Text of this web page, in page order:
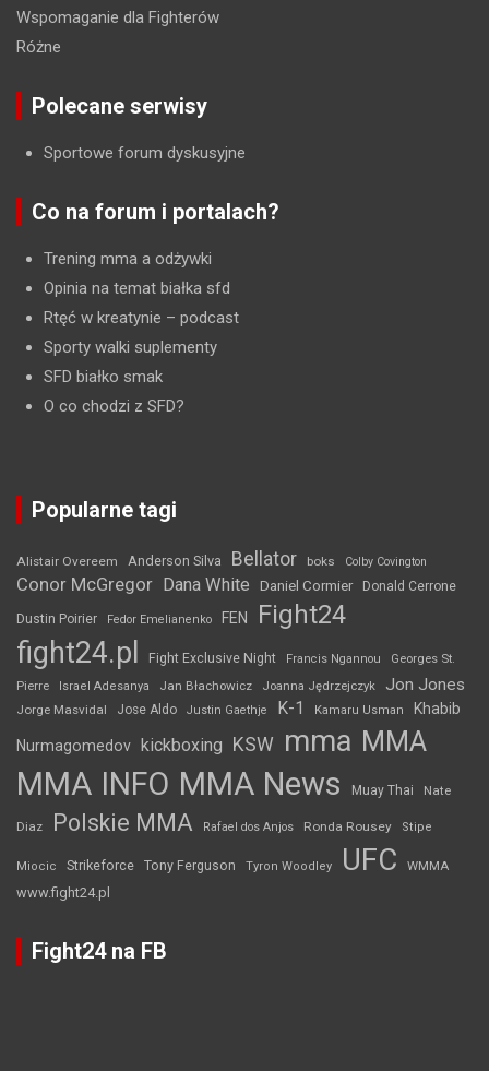
Wspomaganie dla Fighterów
Różne
Polecane serwisy
Sportowe forum dyskusyjne
Co na forum i portalach?
Trening mma a odżywki
Opinia na temat białka sfd
Rtęć w kreatynie – podcast
Sporty walki suplementy
SFD białko smak
O co chodzi z SFD?
Popularne tagi
Alistair Overeem Anderson Silva Bellator boks Colby Covington
Conor McGregor Dana White Daniel Cormier Donald Cerrone
Dustin Poirier Fedor Emelianenko FEN Fight24
fight24.pl Fight Exclusive Night Francis Ngannou
Georges St.
Pierre
Israel Adesanya Jan Błachowicz Joanna Jędrzejczyk Jon Jones
Jorge Masvidal Jose Aldo Justin Gaethje K-1 Kamaru Usman Khabib
Nurmagomedov kickboxing KSW mma MMA
MMA INFO MMA News Muay Thai Nate
Diaz Polskie MMA Rafael dos Anjos Ronda Rousey Stipe
Miocic Strikeforce Tony Ferguson Tyron Woodley UFC WMMA
www.fight24.pl
Fight24 na FB